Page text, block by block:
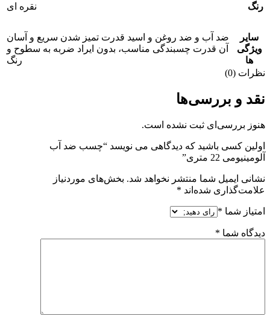
رنگ نقره ای
سایر
ویژگی
ها
ضد آب و ضد روغن و اسید قدرت تمیز شدن سریع و آسان
آن قدرت چسبندگی مناسب، بدون ایراد ضربه به سطوح و
رنگ
نظرات (0)
نقد و بررسی‌ها
هنوز بررسی‌ای ثبت نشده است.
اولین کسی باشید که دیدگاهی می نویسد “چسب ضد آب
آلومینیومی 22 متری”
نشانی ایمیل شما منتشر نخواهد شد. بخش‌های موردنیاز
علامت‌گذاری شده‌اند *
امتیاز شما *
دیدگاه شما *